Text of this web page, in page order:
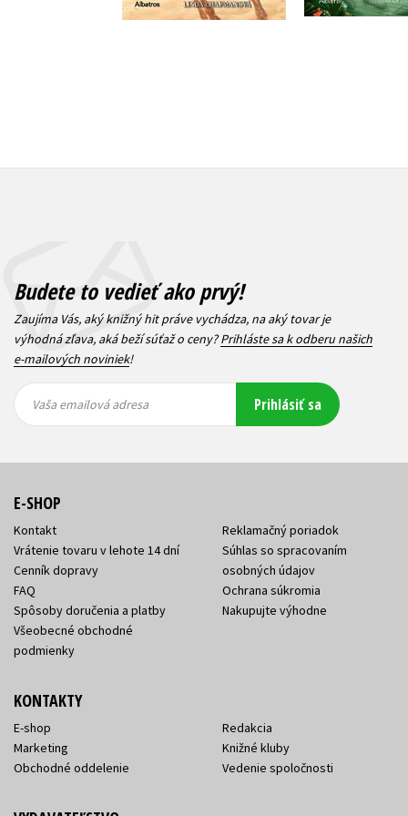
Budete to vedieť ako prvý!
Zaujíma Vás, aký knižný hit práve vychádza, na aký tovar je
výhodná zľava, aká beží súťaž o ceny?Prihláste sa k odberu našich
e-mailových noviniek!
emailová
emailová
Vaša emailová adresa Prihlásiť sa
E-SHOP
Kontakt
Vrátenie tovaru v lehote 14 dní
Cenník dopravy
FAQ
Spôsoby doručenia a platby
Všeobecné obchodné
podmienky
Reklamačný poriadok
Súhlas so spracovaním
osobných údajov
Ochrana súkromia
Nakupujte výhodne
KONTAKTY
E-shop
Marketing
Obchodné oddelenie
Redakcia
Knižné kluby
Vedenie spoločnosti